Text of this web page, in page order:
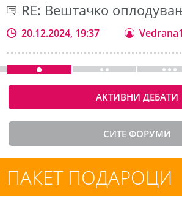
RE: Вештачко
20.12.2024, 19:37
АКТИВНИ ДЕБАТИ
СИТЕ ФОРУМИ
ПАКЕТ ПОДАРОЦИ